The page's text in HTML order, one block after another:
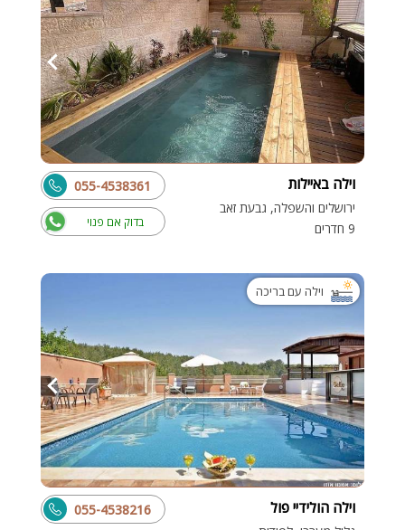
וילה באיילות
ירושלים והשפלה, גבעת זאב
9 חדרים
בדוק אם פנוי
055-4538361
וילה עם בריכה
וילה הולידיי פול 055-4538216